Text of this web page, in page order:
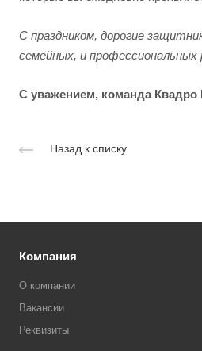
С праздником, дорогие
семейных, и профессиональных
С уважением, команда
Назад к списку
Компания
О компании
Вакансии
Реквизиты